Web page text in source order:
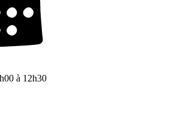
à 12h30